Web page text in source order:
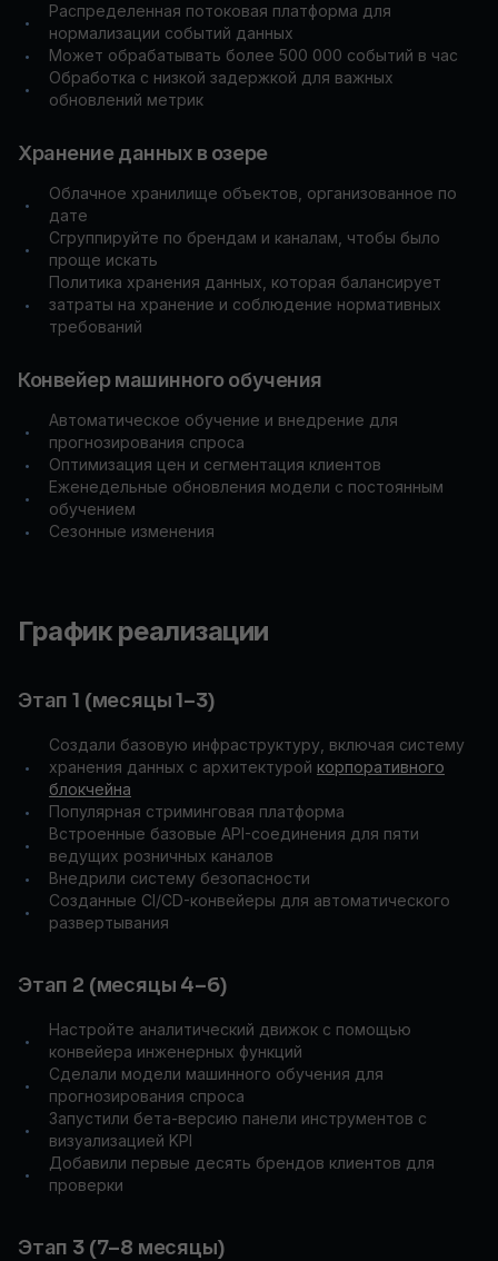
•
Распределенная потоковая платформа для
нормализации событий данных
• Может обрабатывать более 500 000 событий в час
•
Обработка с низкой задержкой для важных
обновлений метрик
Хранение данных в озере
•
Облачное хранилище объектов, организованное по
дате
•
Сгруппируйте по брендам и каналам, чтобы было
проще искать
•
Политика хранения данных, которая балансирует
затраты на хранение и соблюдение нормативных
требований
Конвейер машинного обучения
•
Автоматическое обучение и внедрение для
прогнозирования спроса
• Оптимизация цен и сегментация клиентов
•
Еженедельные обновления модели с постоянным
обучением
• Сезонные изменения
График реализации
Этап 1 (месяцы 1–3)
•
Создали базовую инфраструктуру, включая систему
хранения данных с архитектурой корпоративного
блокчейна
• Популярная стриминговая платформа
•
Встроенные базовые API-соединения для пяти
ведущих розничных каналов
• Внедрили систему безопасности
•
Созданные CI/CD-конвейеры для автоматического
развертывания
Этап 2 (месяцы 4–6)
•
Настройте аналитический движок с помощью
конвейера инженерных функций
•
Сделали модели машинного обучения для
прогнозирования спроса
•
Запустили бета-версию панели инструментов с
визуализацией KPI
•
Добавили первые десять брендов клиентов для
проверки
Этап 3 (7–8 месяцы)